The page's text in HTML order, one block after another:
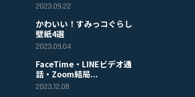
2023.09.22
かわいい！すみっコぐらし
壁紙4選
2023.09.04
FaceTime・LINEビデオ通
話・Zoom結局...
2023.12.08